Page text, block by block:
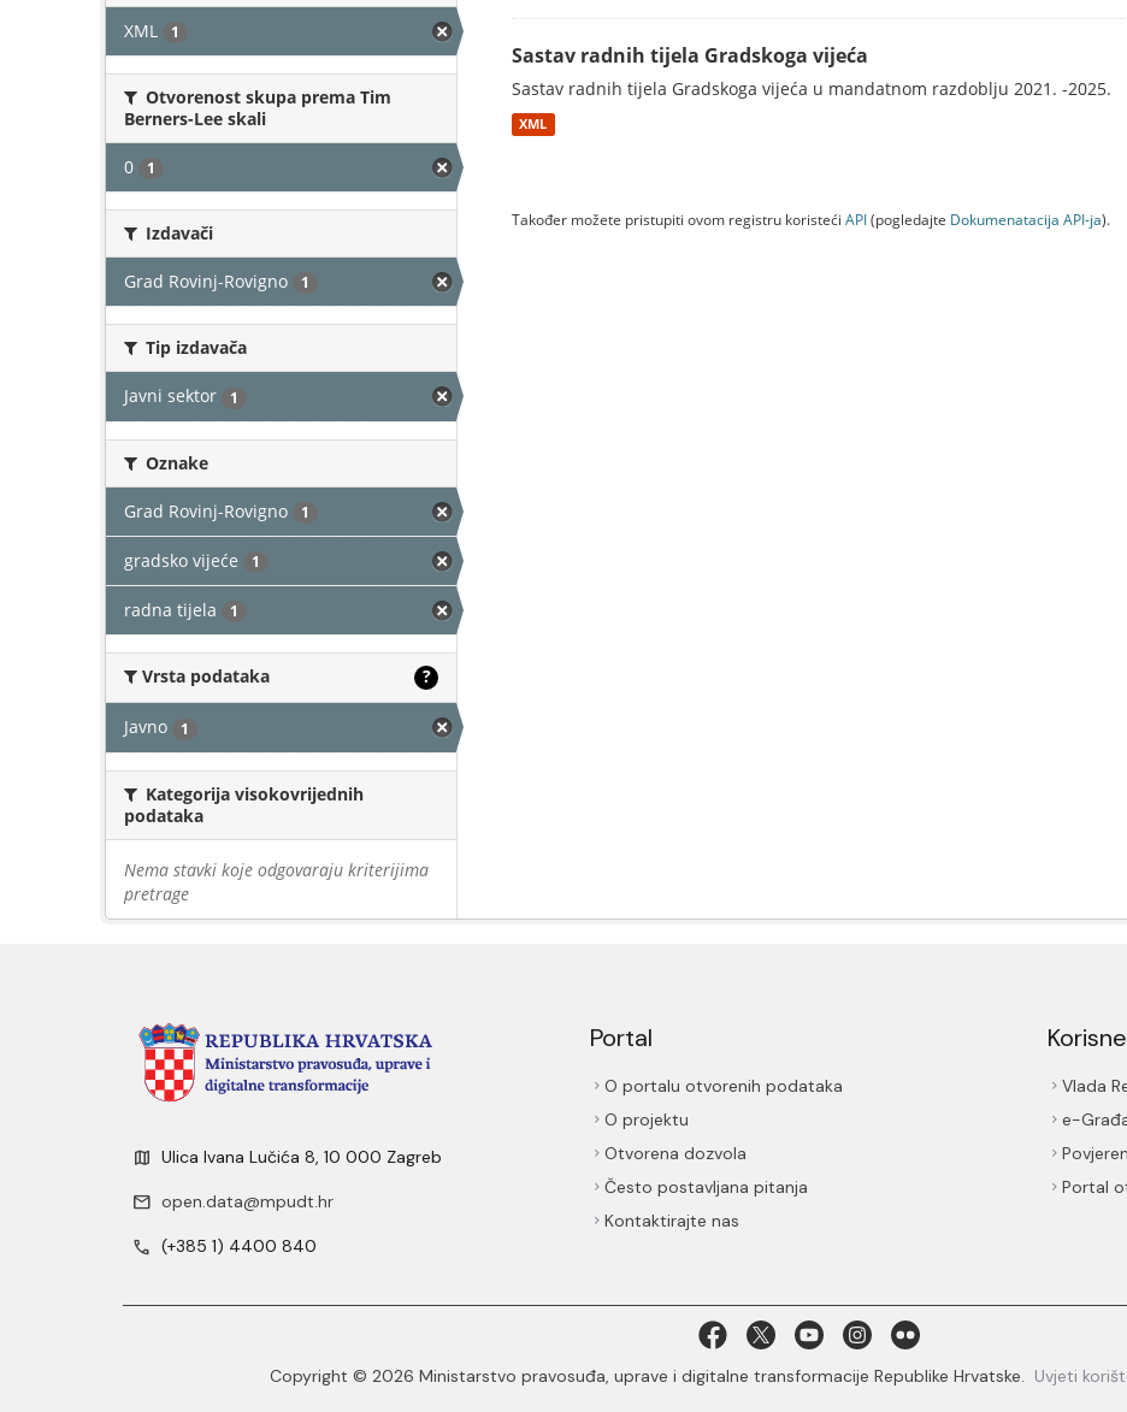
XML 1
Otvorenost skupa prema Tim
Berners-Lee skali
0 1
Izdavači
Grad Rovinj-Rovigno 1
Tip izdavača
Javni sektor 1
Oznake
Grad Rovinj-Rovigno 1
gradsko vijeće 1
radna tijela 1
Vrsta podataka ?
Javno 1
Kategorija visokovrijednih
podataka
Nema stavki koje odgovaraju kriterijima
pretrage
Sastav radnih tijela Gradskoga vijeća
Sastav radnih tijela Gradskoga vijeća u mandatnom razdoblju 2021. -2025.
XML
Također možete pristupiti ovom registru koristeći API(pogledajte Dokumenаtаcijа API-jа).